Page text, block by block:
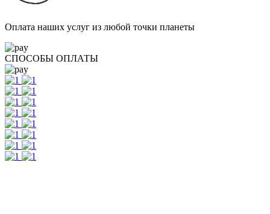
Оплата наших услуг из любой точки планеты
СПОСОБЫ ОПЛАТЫ